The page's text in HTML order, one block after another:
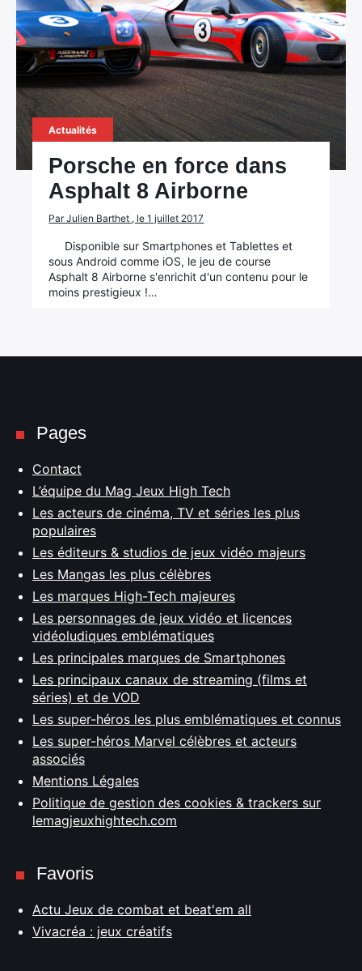
Actualités
Porsche en force dans
Asphalt 8 Airborne
Par Julien Barthet , le 1 juillet 2017
Disponible sur Smartphones et Tablettes et
sous Android comme iOS, le jeu de course
Asphalt 8 Airborne s'enrichit d'un contenu pour le
moins prestigieux !…
Pages
Contact
L’équipe du Mag Jeux High Tech
Les acteurs de cinéma, TV et séries les plus
populaires
Les éditeurs & studios de jeux vidéo majeurs
Les Mangas les plus célèbres
Les marques High-Tech majeures
Les personnages de jeux vidéo et licences
vidéoludiques emblématiques
Les principales marques de Smartphones
Les principaux canaux de streaming (films et
séries) et de VOD
Les super-héros les plus emblématiques et connus
Les super-héros Marvel célèbres et acteurs
associés
Mentions Légales
Politique de gestion des cookies & trackers sur
lemagjeuxhightech.com
Favoris
Actu Jeux de combat et beat'em all
Vivacréa : jeux créatifs